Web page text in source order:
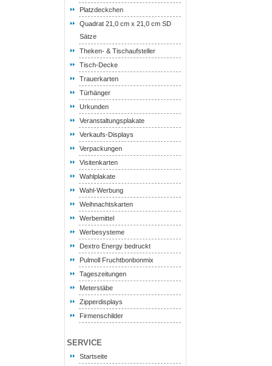
Platzdeckchen
Quadrat 21,0 cm x 21,0 cm SD
Sätze
Theken- & Tischaufsteller
Tisch-Decke
Trauerkarten
Türhänger
Urkunden
Veranstaltungsplakate
Verkaufs-Displays
Verpackungen
Visitenkarten
Wahlplakate
Wahl-Werbung
Weihnachtskarten
Werbemittel
Werbesysteme
Dextro Energy bedruckt
Pulmoll Fruchtbonbonmix
Tageszeitungen
Meterstäbe
Zipperdisplays
Firmenschilder
SERVICE
Startseite